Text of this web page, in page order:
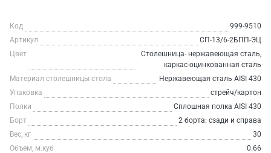
Код
999-9510
Артикул
СП-13/6-2БПП-ЭЦ
Цвет
Столешница- нержавеющая сталь,
каркас-оцинкованная сталь
Материал столешницы стола
Нержавеющая сталь AISI 430
Упаковка
стрейч/картон
Полки
Сплошная полка AISI 430
Борт
2 борта: сзади и справа
Вес, кг
30
Объем, м.куб
0.66